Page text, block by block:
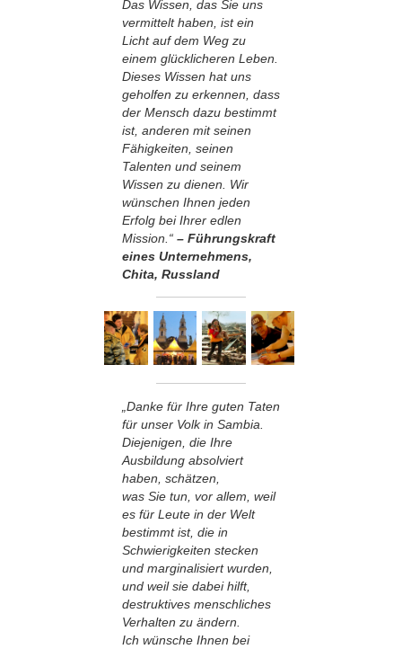
Das Wissen, das Sie uns
vermittelt haben, ist ein
Licht auf dem Weg zu
einem glücklicheren Leben.
Dieses Wissen hat uns
geholfen zu erkennen, dass
der Mensch dazu bestimmt
ist, anderen mit seinen
Fähigkeiten, seinen
Talenten und seinem
Wissen zu dienen. Wir
wünschen Ihnen jeden
Erfolg bei Ihrer edlen
Mission.“ – Führungskraft
eines Unternehmens,
Chita, Russland
„Danke für Ihre guten Taten
für unser Volk in Sambia.
Diejenigen, die Ihre
Ausbildung absolviert
haben, schätzen,
was Sie tun, vor allem, weil
es für Leute in der Welt
bestimmt ist, die in
Schwierigkeiten stecken
und marginalisiert wurden,
und weil sie dabei hilft,
destruktives menschliches
Verhalten zu ändern.
Ich wünsche Ihnen bei